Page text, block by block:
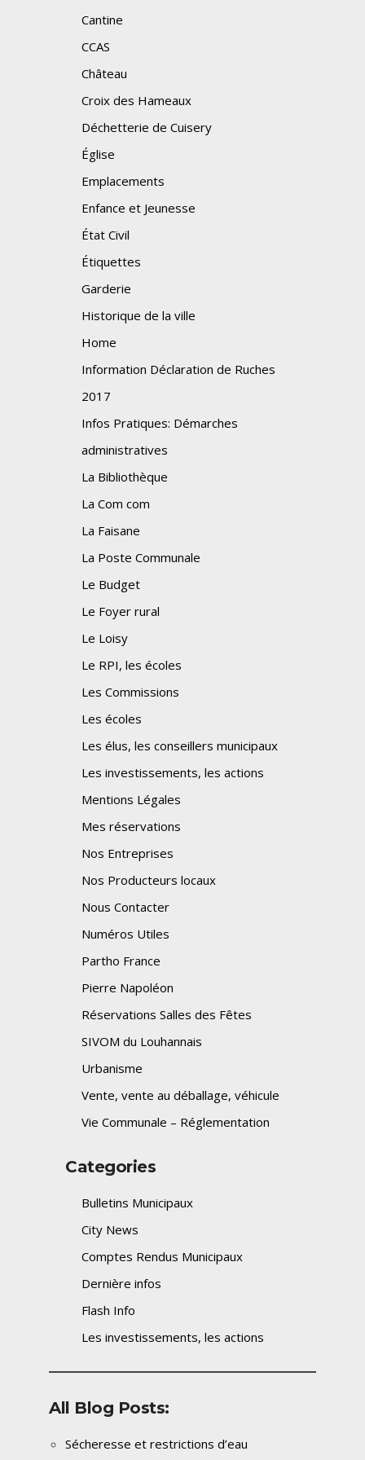
Cantine
CCAS
Château
Croix des Hameaux
Déchetterie de Cuisery
Église
Emplacements
Enfance et Jeunesse
État Civil
Étiquettes
Garderie
Historique de la ville
Home
Information Déclaration de Ruches
2017
Infos Pratiques: Démarches
administratives
La Bibliothèque
La Com com
La Faisane
La Poste Communale
Le Budget
Le Foyer rural
Le Loisy
Le RPI, les écoles
Les Commissions
Les écoles
Les élus, les conseillers municipaux
Les investissements, les actions
Mentions Légales
Mes réservations
Nos Entreprises
Nos Producteurs locaux
Nous Contacter
Numéros Utiles
Partho France
Pierre Napoléon
Réservations Salles des Fêtes
SIVOM du Louhannais
Urbanisme
Vente, vente au déballage, véhicule
Vie Communale – Réglementation
Categories
Bulletins Municipaux
City News
Comptes Rendus Municipaux
Dernière infos
Flash Info
Les investissements, les actions
All Blog Posts:
Sécheresse et restrictions d’eau